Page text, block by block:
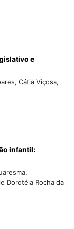
e
Cátia Viçosa,
infantil:
Dorotéia Rocha da